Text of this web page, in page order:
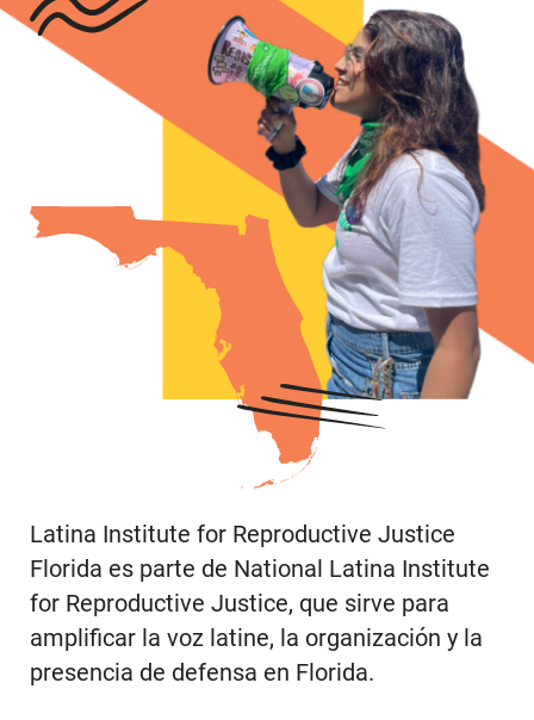
Latina Institute for Reproductive Justice
Florida es parte de National Latina Institute
for Reproductive Justice, que sirve para
amplificar la voz latine, la organización y la
presencia de defensa en Florida.